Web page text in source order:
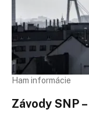
Ham informácie
Závody SNP